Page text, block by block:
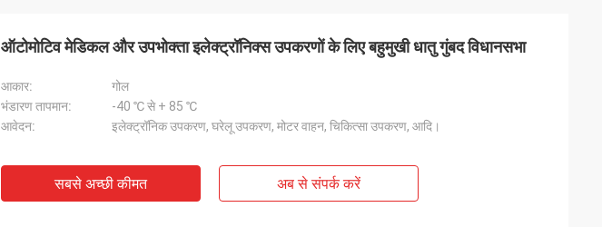
ऑटोमोटिव मेडिकल और उपभोक्ता इलेक्ट्रॉनिक्स उपकरणों के लिए बहुमुखी धातु गुंबद विधानसभा
आकार:
गोल
भंडारण तापमान:
-40 ℃ से + 85 ℃
आवेदन:
इलेक्ट्रॉनिक उपकरण, घरेलू उपकरण, मोटर वाहन, चिकित्सा उपकरण, आदि।
सबसे अच्छी कीमत अब से संपर्क करें